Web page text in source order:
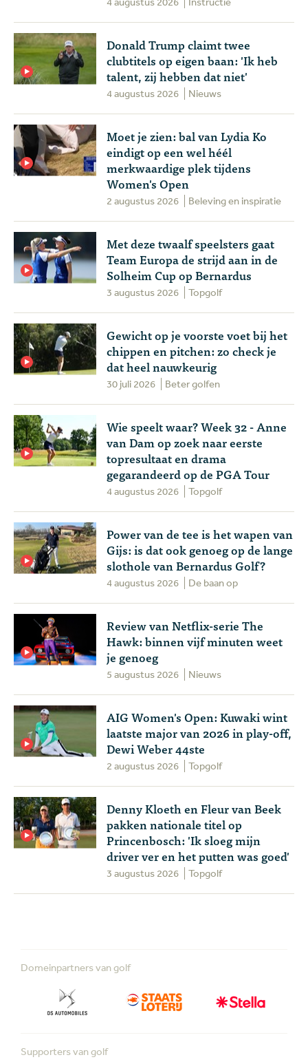
Donald Trump claimt twee
clubtitels op eigen baan: 'Ik heb
talent, zij hebben dat niet'
4 augustus 2026 Nieuws
Moet je zien: bal van Lydia Ko
eindigt op een wel héél
merkwaardige plek tijdens
Women's Open
2 augustus 2026 Beleving en inspiratie
Met deze twaalf speelsters gaat
Team Europa de strijd aan in de
Solheim Cup op Bernardus
3 augustus 2026 Topgolf
Gewicht op je voorste voet bij het
chippen en pitchen: zo check je
dat heel nauwkeurig
30 juli 2026 Beter golfen
Wie speelt waar? Week 32 - Anne
van Dam op zoek naar eerste
topresultaat en drama
gegarandeerd op de PGA Tour
4 augustus 2026 Topgolf
Power van de tee is het wapen van
Gijs: is dat ook genoeg op de lange
slothole van Bernardus Golf?
4 augustus 2026 De baan op
Review van Netflix-serie The
Hawk: binnen vijf minuten weet
je genoeg
5 augustus 2026 Nieuws
AIG Women's Open: Kuwaki wint
laatste major van 2026 in play-off,
Dewi Weber 44ste
2 augustus 2026 Topgolf
Denny Kloeth en Fleur van Beek
pakken nationale titel op
Princenbosch: 'Ik sloeg mijn
driver ver en het putten was goed'
3 augustus 2026 Topgolf
Domeinpartners van golf
Supporters van golf